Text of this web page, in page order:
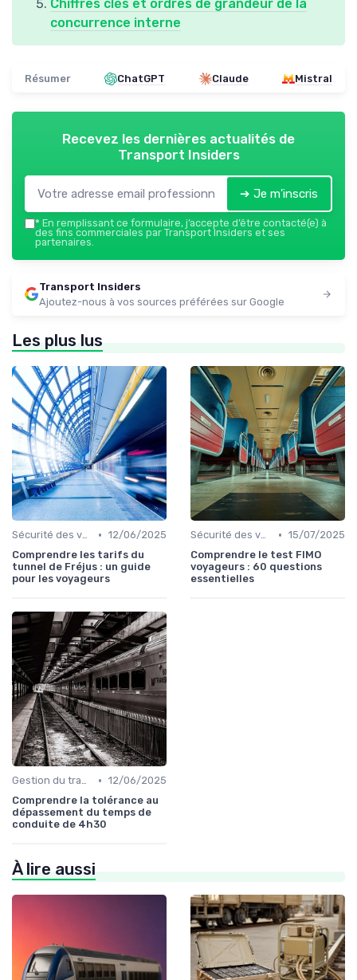
Chiffres clés et ordres de grandeur de la
concurrence interne
Résumer ChatGPT Claude Mistral
Recevez les dernières actualités de
Transport Insiders
➔ Je m'inscris
* En remplissant ce formulaire, j’accepte d’être contacté(e) à
des fins commerciales par Transport Insiders et ses
partenaires.
Transport Insiders
Ajoutez-nous à vos sources préférées sur Google
Les plus lus
Sécurité des voyageurs • 12/06/2025
Comprendre les tarifs du
tunnel de Fréjus : un guide
pour les voyageurs
Sécurité des voyageurs • 15/07/2025
Comprendre le test FIMO
voyageurs : 60 questions
essentielles
Gestion du trafic • 12/06/2025
Comprendre la tolérance au
dépassement du temps de
conduite de 4h30
À lire aussi